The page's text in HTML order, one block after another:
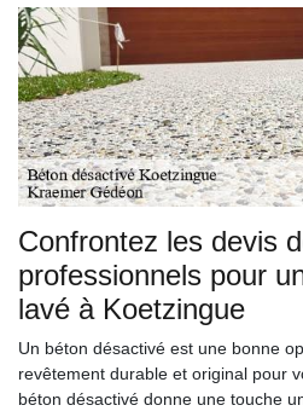
Confrontez les devis
professionnels pour
lavé à Koetzingue
Un béton désactivé est une bonne
revêtement durable et original pour
béton désactivé donne une touche